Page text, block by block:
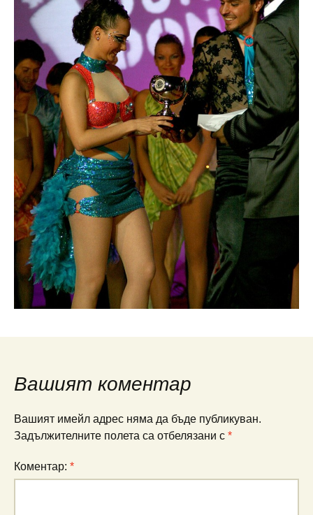
Вашият коментар
Вашият имейл адрес няма да бъде публикуван.
Задължителните полета са отбелязани с *
Коментар: *